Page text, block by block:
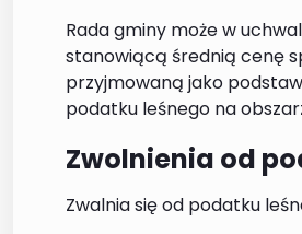
Rada gminy może w
stanowiącą średnią cenę
przyjmowaną jako
podatku leśnego na
Zwolnienia od
Zwalnia się od podatku